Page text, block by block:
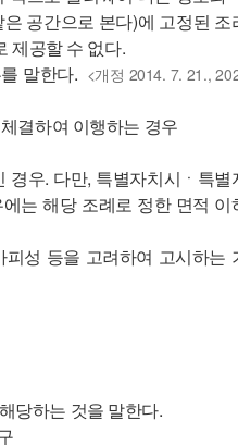
공간으로 본다)에 고정된 조
제공할 수 없다.
말한다. <개정 2014. 7. 21.,
결하여 이행하는 경우
우. 다만, 특별자치시ㆍ특별
는 해당 조례로 정한 면적 이
성 등을 고려하여 고시하는
당하는 것을 말한다.